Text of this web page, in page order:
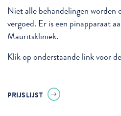
Niet alle behandelingen worden
vergoed. Er is een pinapparaat
Mauritskliniek.
Klik op onderstaande link voor
PRIJSLIJST